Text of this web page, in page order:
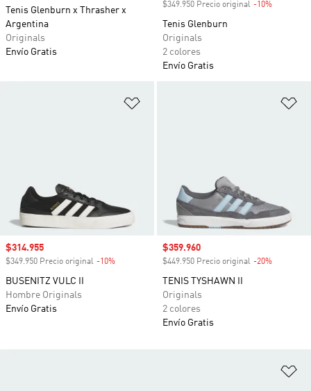
Tenis Glenburn x Thrasher x
Argentina
Originals
Envío Gratis
$349.950 Precio original -10%
Tenis Glenburn
Originals
2 colores
Envío Gratis
Precio de venta
$314.955
$349.950 Precio original -10%
BUSENITZ VULC II
Hombre Originals
Envío Gratis
Precio de venta
$359.960
$449.950 Precio original -20%
TENIS TYSHAWN II
Originals
2 colores
Envío Gratis